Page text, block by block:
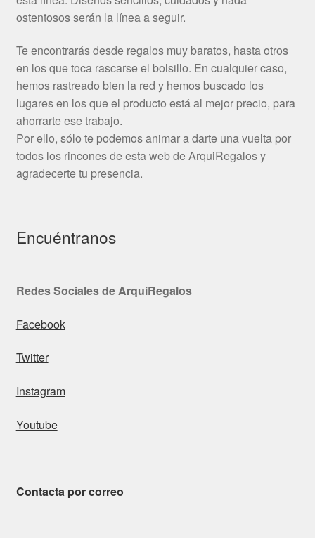
ostentosos serán la línea a seguir.
Te encontrarás desde regalos muy baratos, hasta otros
en los que toca rascarse el bolsillo. En cualquier caso,
hemos rastreado bien la red y hemos buscado los
lugares en los que el producto está al mejor precio, para
ahorrarte ese trabajo.
Por ello, sólo te podemos animar a darte una vuelta por
todos los rincones de esta web de ArquiRegalos y
agradecerte tu presencia.
Encuéntranos
Redes Sociales de ArquiRegalos
Facebook
Twitter
Instagram
Youtube
Contacta por correo